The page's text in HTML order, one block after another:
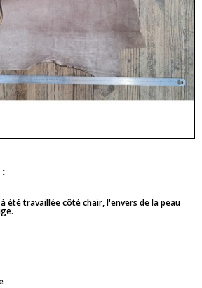
:
été travaillée côté chair, l'envers de la peau